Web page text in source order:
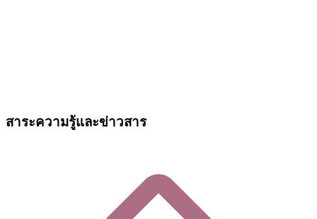
สาระความรู้และข่าวสาร